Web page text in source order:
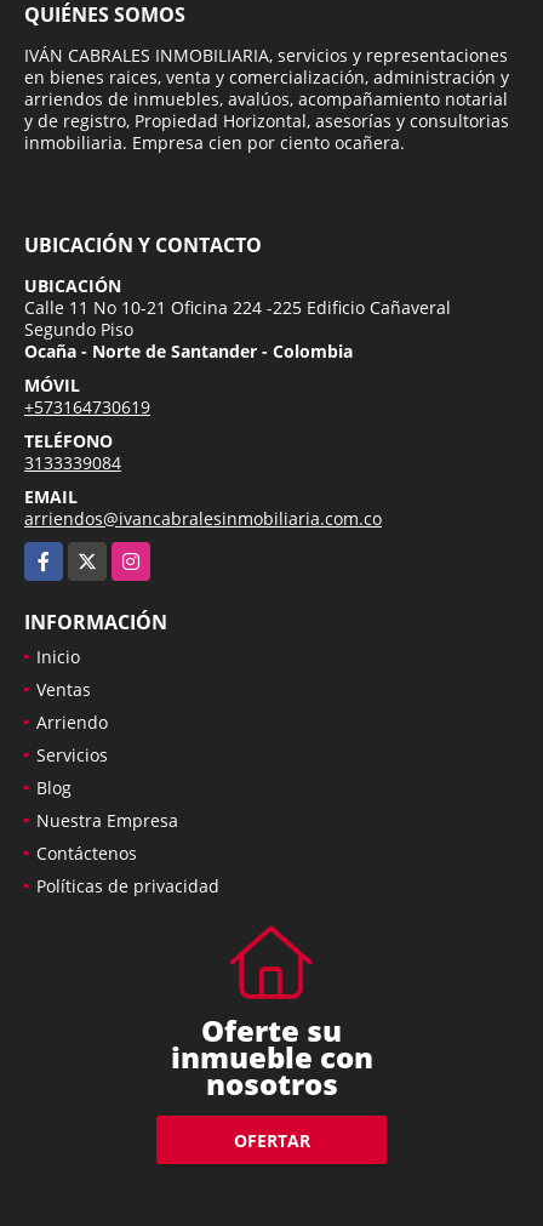
QUIÉNES SOMOS
IVÁN CABRALES INMOBILIARIA, servicios y representaciones
en bienes raices, venta y comercialización, administración y
arriendos de inmuebles, avalúos, acompañamiento notarial
y de registro, Propiedad Horizontal, asesorías y consultorias
inmobiliaria. Empresa cien por ciento ocañera.
UBICACIÓN Y CONTACTO
UBICACIÓN
Calle 11 No 10-21 Oficina 224 -225 Edificio Cañaveral
Segundo Piso
Ocaña - Norte de Santander - Colombia
MÓVIL
+573164730619
TELÉFONO
3133339084
EMAIL
arriendos@ivancabralesinmobiliaria.com.co
Facebook
Instagram
INFORMACIÓN
Inicio
Ventas
Arriendo
Servicios
Blog
Nuestra Empresa
Contáctenos
Políticas de privacidad
Oferte su
inmueble con
nosotros
OFERTAR